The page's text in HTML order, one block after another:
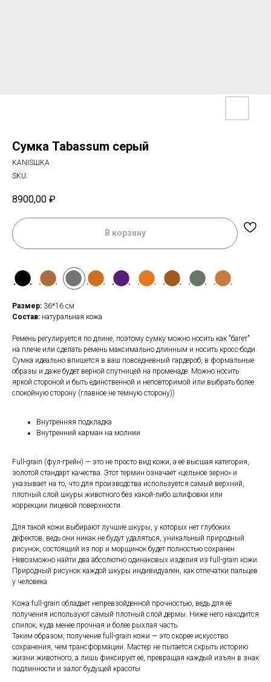
Сумка Tabassum серый
KANISШKA
SKU:
8900,00 ₽
В корзину
⬤ ⬤ ⬤ ⬤ ⬤ ⬤ ⬤ ⬤ ⬤
Размер: 36*16 см
Состав: натуральная кожа
Ремень регулируется по длине, поэтому сумку можно носить как "багет"
на плече или сделать ремень максимально длинным и носить кросс-боди.
Сумка идеально впишется в ваш повседневный гардероб, в формальные
образы и даже будет верной спутницей на променаде. Можно носить
яркой стороной и быть единственной и неповторимой или выбрать более
спокойную сторону (главное не темную сторону))
Внутренняя подкладка
Внутренний карман на молнии
Full-grain (фул-грейн) — это не просто вид кожи, а её высшая категория,
золотой стандарт качества. Этот термин означает «цельное зерно» и
указывает на то, что для производства используется самый верхний,
плотный слой шкуры животного без какой-либо шлифовки или
коррекции лицевой поверхности.
Для такой кожи выбирают лучшие шкуры, у которых нет глубоких
дефектов, ведь они никак не будут удаляться, уникальный природный
рисунок, состоящий из пор и морщинок будет полностью сохранен.
Невозможно найти два абсолютно одинаковых изделия из full-grain кожи.
Природный рисунок каждой шкуры индивидуален, как отпечатки пальцев
у человека.
Кожа full-grain обладает непревзойденной прочностью, ведь для её
получения используют самый плотный слой дермы. Ниже него находится
спилок, куда менее прочная и более рыхлая часть.
Таким образом, получение full-grain кожи — это скорее искусство
сохранения, чем трансформации. Мастер не пытается скрыть историю
жизни животного, а лишь фиксирует её, превращая каждый изъян в знак
подлинности и залог будущей красоты.